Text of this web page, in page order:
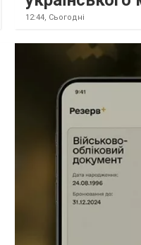
12:44, Сьогодні